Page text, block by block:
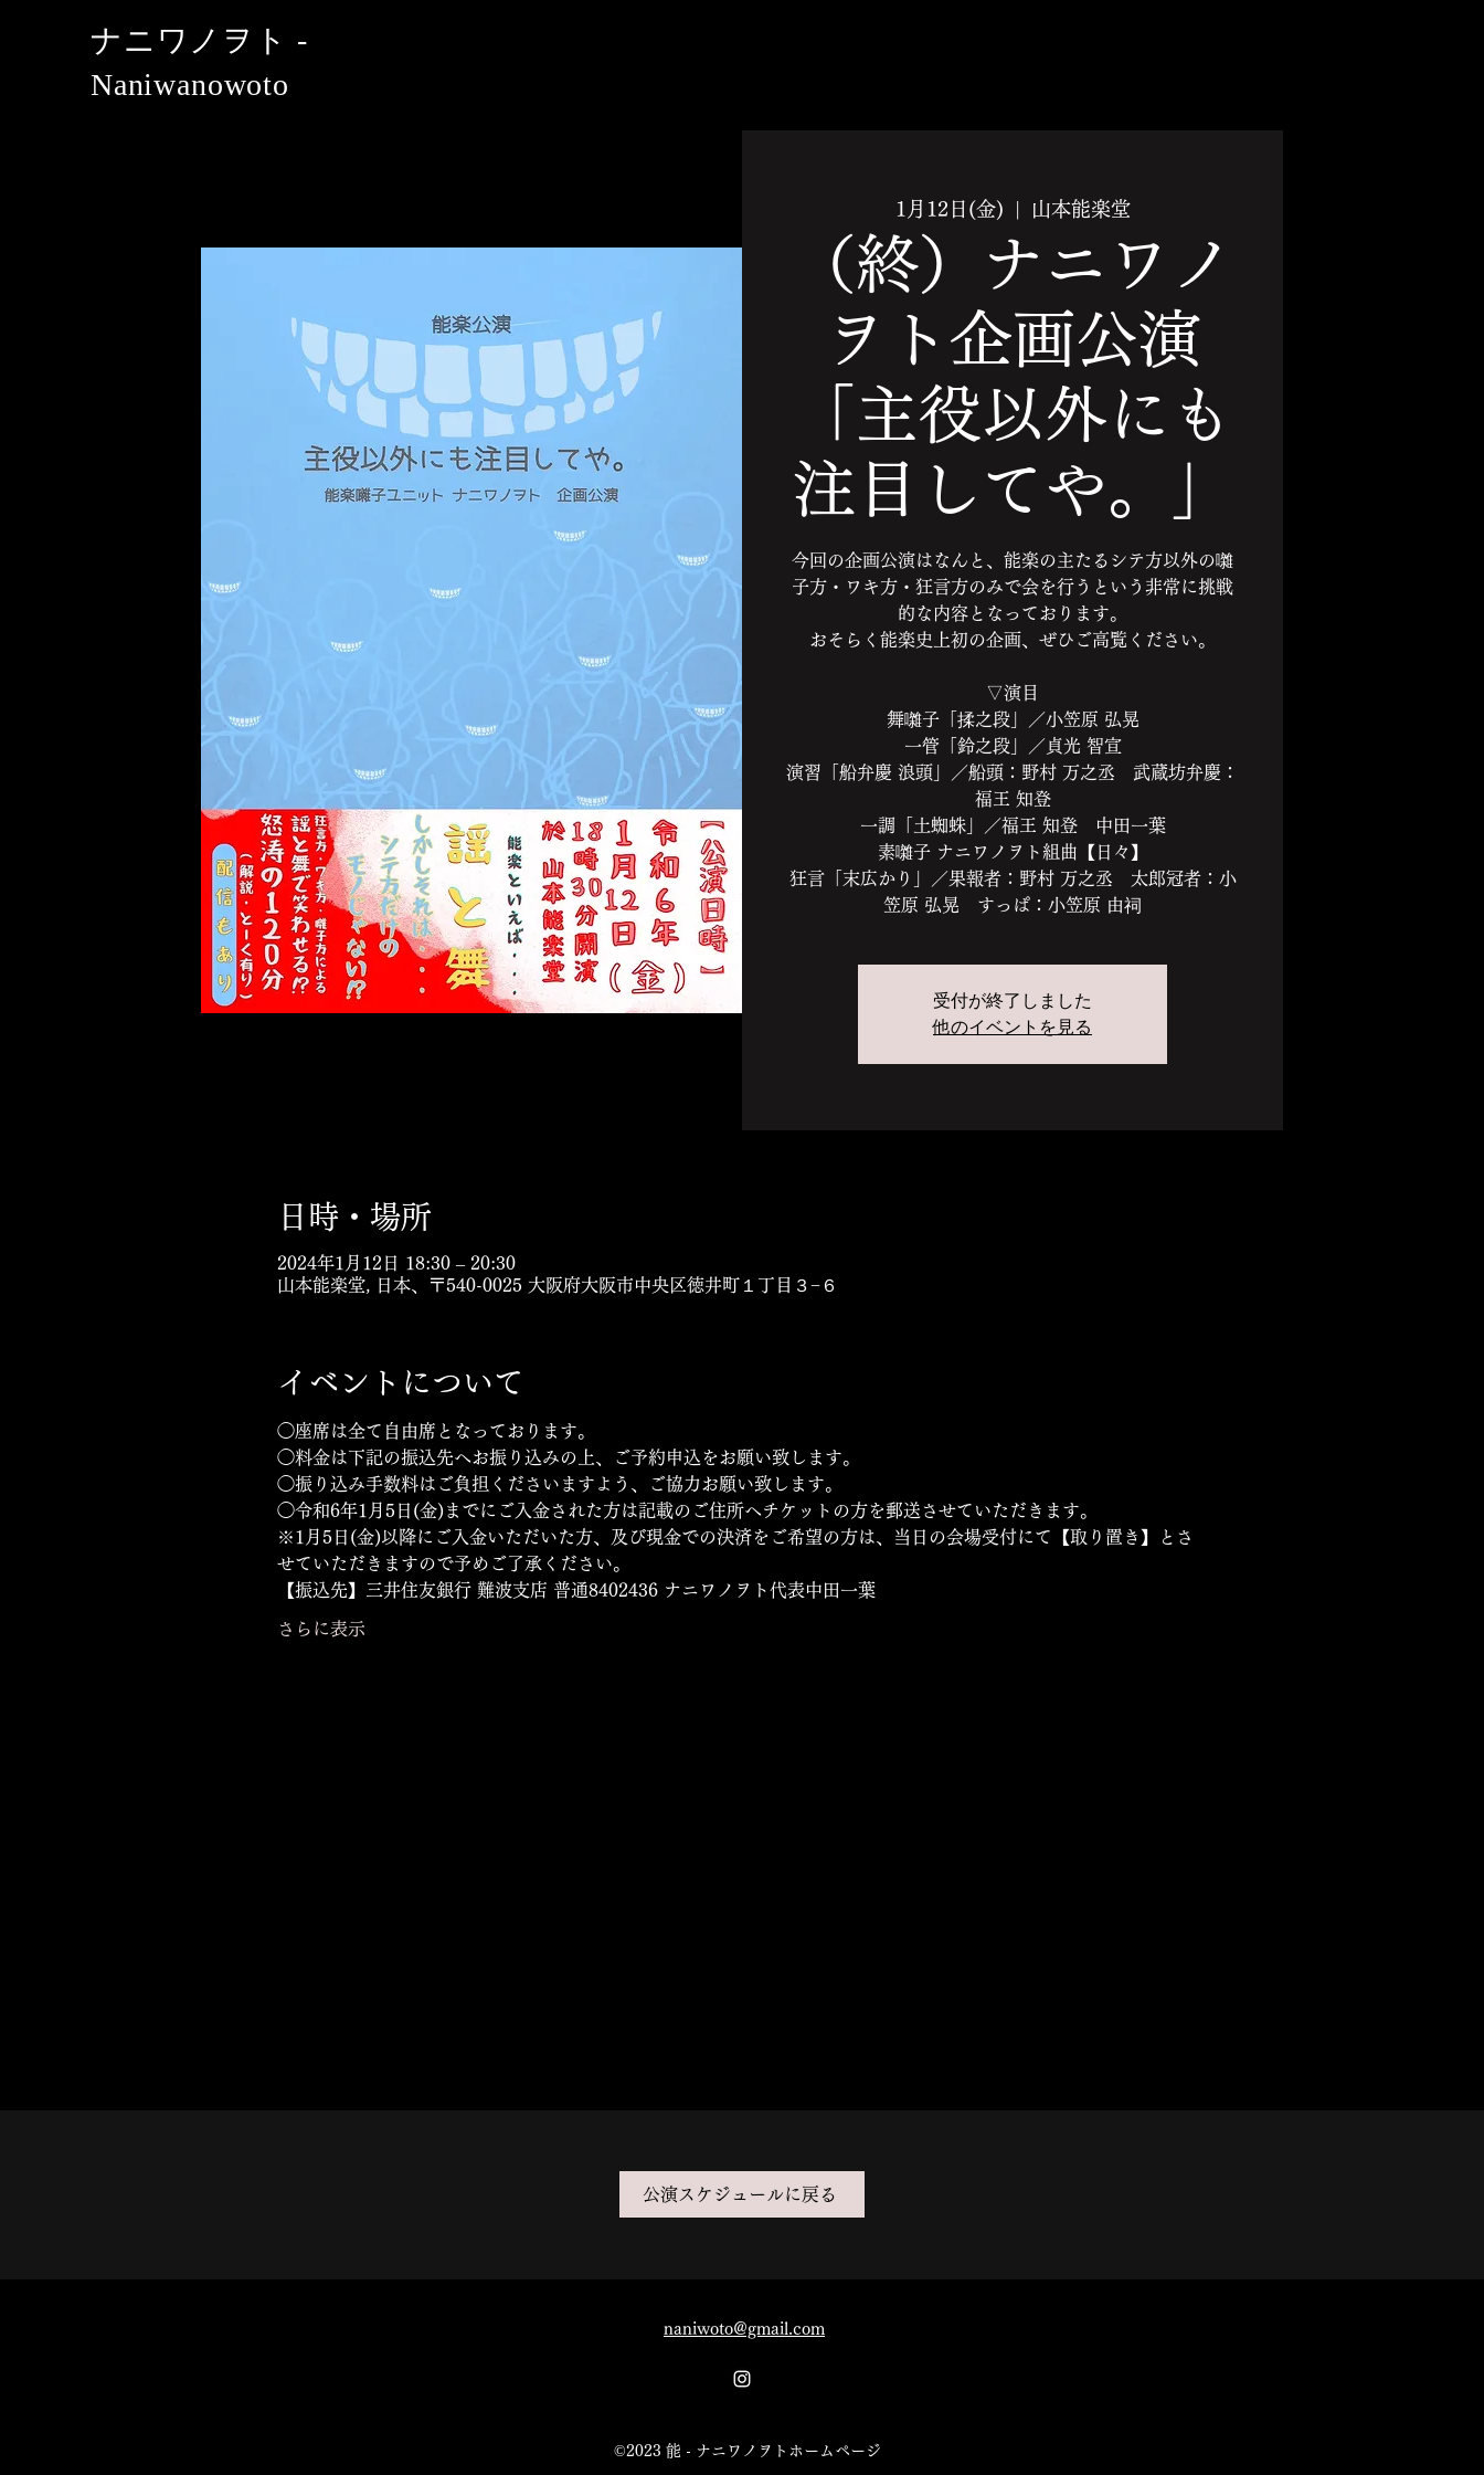
​ナニワノヲト -
Naniwanowoto
1月12日(金) 山本能楽堂
（終）ナニワノ
ヲト企画公演
「主役以外にも
注目してや。」
今回の企画公演はなんと、能楽の主たるシテ方以外の囃
子方・ワキ方・狂言方のみで会を行うという非常に挑戦
的な内容となっております。
おそらく能楽史上初の企画、ぜひご高覧ください。
▽演目
舞囃子「揉之段」／小笠原 弘晃
一管「鈴之段」／貞光 智宣
演習「船弁慶 浪頭」／船頭：野村 万之丞 武蔵坊弁慶：
福王 知登
一調「土蜘蛛」／福王 知登 中田一葉
素囃子 ナニワノヲト組曲【日々】
狂言「末広かり」／果報者：野村 万之丞 太郎冠者：小
笠原 弘晃 すっぱ：小笠原 由祠
受付が終了しました
他のイベントを見る
日時・場所
2024年1月12日 18:30 – 20:30
山本能楽堂, 日本、〒540-0025 大阪府大阪市中央区徳井町１丁目３−６
イベントについて
◯座席は全て自由席となっております。
◯料金は下記の振込先へお振り込みの上、ご予約申込をお願い致します。
◯振り込み手数料はご負担くださいますよう、ご協力お願い致します。
◯令和6年1月5日(金)までにご入金された方は記載のご住所へチケットの方を郵送させていただきます。
※1月5日(金)以降にご入金いただいた方、及び現金での決済をご希望の方は、当日の会場受付にて【取り置き】とさ
せていただきますので予めご了承ください。
【振込先】​三井住友銀行 難波支店 普通8402436 ナニワノヲト代表中田一葉
さらに表示
公演スケジュールに戻る
naniwoto@gmail.com
©2023 能 - ナニワノヲトホームページ